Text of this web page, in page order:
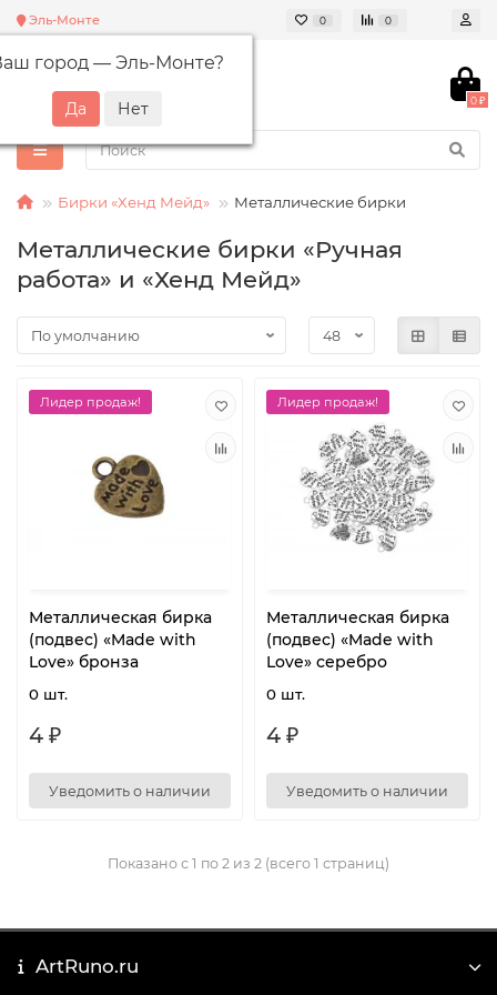
Эль-Монте
город — Эль-Монте?
0 0
0 ₽
Бирки «Хенд Мейд» Металлические бирки
Металлические бирки «Ручная
работа» и «Хенд Мейд»
Лидер продаж!
Металлическая бирка
(подвес) «Made with
Love» бронза
0 шт.
4 ₽
Уведомить о наличии
Лидер продаж!
Металлическая бирка
(подвес) «Made with
Love» серебро
0 шт.
4 ₽
Уведомить о наличии
Показано с 1 по 2 из 2 (всего 1 страниц)
ArtRuno.ru